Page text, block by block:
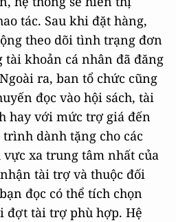
tác. Sau khi đặt hàng,
theo dõi tình trạng đơn
khoản cá nhân đã đăng
ra, ban tổ chức cũng
đọc vào hội sách, tài
hay với mức trợ giá đến
dành tặng cho các
xa trung tâm nhất của
tài trợ và thuộc đối
đọc có thể tích chọn
đợt tài trợ phù hợp. Hệ